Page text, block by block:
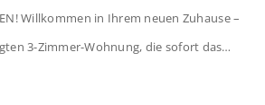
Willkommen in Ihrem neuen Zuhause –
3-Zimmer-Wohnung, die sofort das